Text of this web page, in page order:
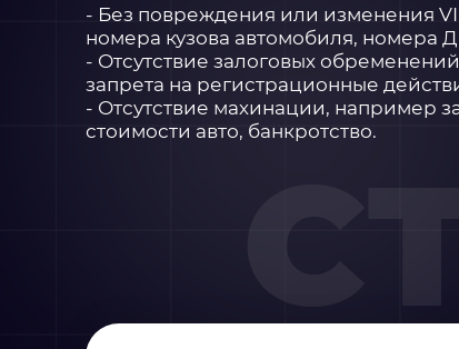
- Без повреждения или изменения
номера кузова автомобиля, номера
- Отсутствие залоговых
запрета на регистрационные
- Отсутствие махинации, например
стоимости авто, банкротство.